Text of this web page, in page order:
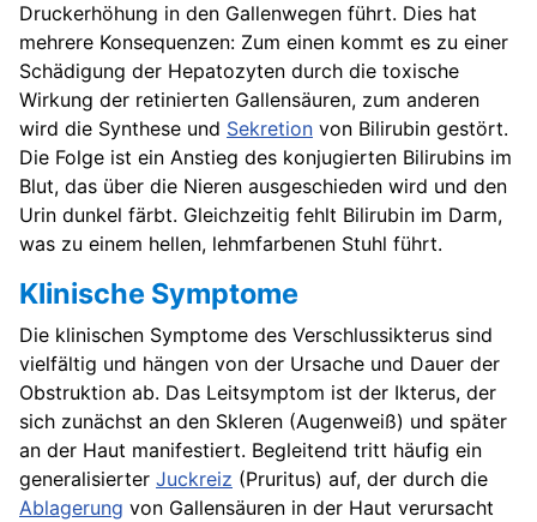
Druckerhöhung in den Gallenwegen führt. Dies hat
mehrere Konsequenzen: Zum einen kommt es zu einer
Schädigung der Hepatozyten durch die toxische
Wirkung der retinierten Gallensäuren, zum anderen
wird die Synthese und Sekretion von Bilirubin gestört.
Die Folge ist ein Anstieg des konjugierten Bilirubins im
Blut, das über die Nieren ausgeschieden wird und den
Urin dunkel färbt. Gleichzeitig fehlt Bilirubin im Darm,
was zu einem hellen, lehmfarbenen Stuhl führt.
Klinische Symptome
Die klinischen Symptome des Verschlussikterus sind
vielfältig und hängen von der Ursache und Dauer der
Obstruktion ab. Das Leitsymptom ist der Ikterus, der
sich zunächst an den Skleren (Augenweiß) und später
an der Haut manifestiert. Begleitend tritt häufig ein
generalisierter Juckreiz (Pruritus) auf, der durch die
Ablagerung von Gallensäuren in der Haut verursacht